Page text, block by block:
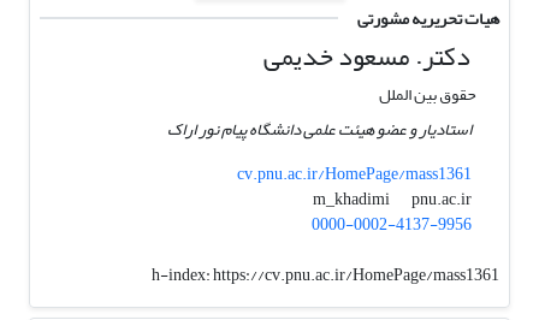
هیات تحریریه مشورتی
دکتر. مسعود خدیمی
حقوق بین الملل
استادیار و عضو هیئت علمی دانشگاه پیام نور اراک
cv.pnu.ac.ir/HomePage/mass1361
m_khadimi
pnu.ac.ir
0000-0002-4137-9956
h-index:https://cv.pnu.ac.ir/HomePage/mass1361